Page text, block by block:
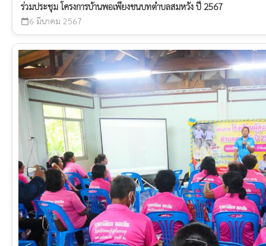
ร่วมประชุม โครงการบ้านพอเพียงชนบทตำบลสมหวัง ปี 2567
calendar_today6 มีนาคม 2567